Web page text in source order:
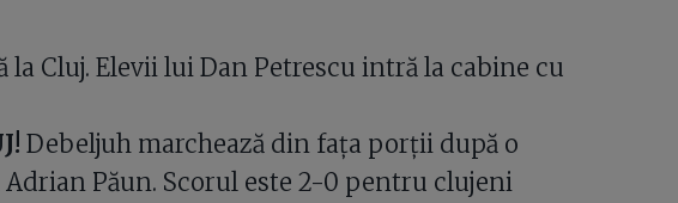
la Cluj. Elevii lui Dan Petrescu intră la cabine cu
Debeljuh marchează din fața porții după o
Adrian Păun. Scorul este 2-0 pentru clujeni